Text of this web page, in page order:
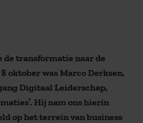
de transformatie naar de
oktober was Marco Derksen,
Digitaal Leiderschap,
Hij nam ons hierin
op het terrein van business